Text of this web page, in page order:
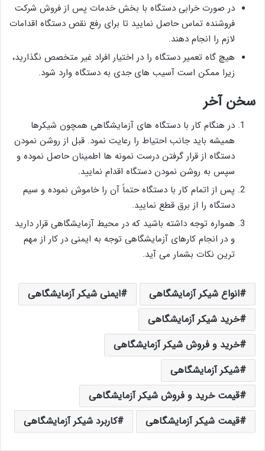
در صورت خرابی دستگاه با بخش خدمات پس از فروش شرکت
فروشنده تماس حاصل نمایید تا برای رفع نقص دستگاه اقدامات
لازم را انجام دهند.
هیچ گاه تعمیر دستگاه را در اختیار افراد غیر متخصص نگذارید،
زیرا ممکن است آسیب های جدی به دستگاه وارد شود.
سخن آخر
در هنگام کار با دستگاه های آزمایشگاهی همچون شیکرها
همیشه باید جانب احتیاط را رعایت نمود. قبل از روشن نمودن
دستگاه از قرار گرفتن درست نمونه ها اطمینان حاصل نموده و
سپس به روشن نمودن دستگاه اقدام نمایید.
پس از اتمام کار با دستگاه حتماً آن را خاموش نموده و سیم
دستگاه را از برق قطع نمایید.
همواره توجه داشته باشید که در محیط آزمایشگاهی قرار دارید
و در انجام کارهای آزمایشگاهی توجه به ایمنی در کار از مهم
ترین نکات بشمار می آید.
انواع شیکر آزمایشگاهی
ایمنی شیکر آزمایشگاهی
خرید شیکر آزمایشگاهی
خرید و فروش شیکر آزمایشگاهی
شیکر آزمایشگاهی
قیمت خرید و فروش شیکر آزمایشگاهی
قیمت شیکر آزمایشگاهی
کاربرد شیکر آزمایشگاهی